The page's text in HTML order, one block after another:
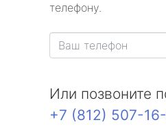
телефону.
Или позвоните
+7 (812) 507-